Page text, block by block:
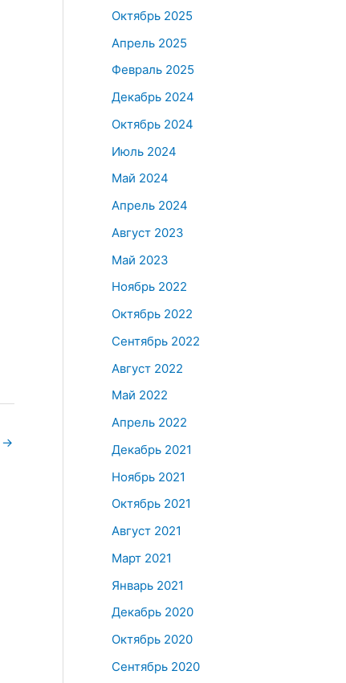
→
Октябрь 2025
Апрель 2025
Февраль 2025
Декабрь 2024
Октябрь 2024
Июль 2024
Май 2024
Апрель 2024
Август 2023
Май 2023
Ноябрь 2022
Октябрь 2022
Сентябрь 2022
Август 2022
Май 2022
Апрель 2022
Декабрь 2021
Ноябрь 2021
Октябрь 2021
Август 2021
Март 2021
Январь 2021
Декабрь 2020
Октябрь 2020
Сентябрь 2020